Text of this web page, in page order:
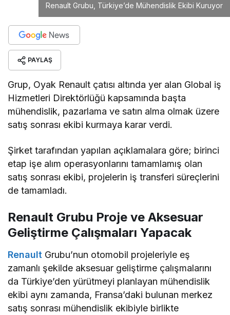
Renault Grubu, Türkiye’de Mühendislik Ekibi Kuruyor
PAYLAŞ
Grup, Oyak Renault çatısı altında yer alan Global iş
Hizmetleri Direktörlüğü kapsamında başta
mühendislik, pazarlama ve satın alma olmak üzere
satış sonrası ekibi kurmaya karar verdi.
Şirket tarafından yapılan açıklamalara göre; birinci
etap işe alım operasyonlarını tamamlamış olan
satış sonrası ekibi, projelerin iş transferi süreçlerini
de tamamladı.
Renault Grubu Proje ve Aksesuar
Geliştirme Çalışmaları Yapacak
Renault Grubu’nun otomobil projeleriyle eş
zamanlı şekilde aksesuar geliştirme çalışmalarını
da Türkiye’den yürütmeyi planlayan mühendislik
ekibi aynı zamanda, Fransa’daki bulunan merkez
satış sonrası mühendislik ekibiyle birlikte